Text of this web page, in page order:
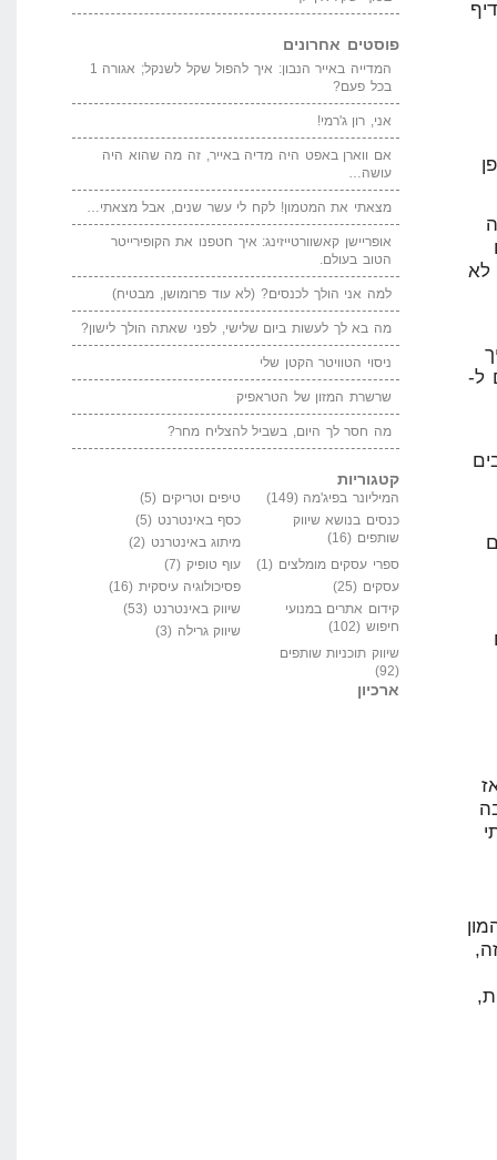
לא
ל-
המון
פוסטים אחרונים
המדייה באייר הנבון: איך להפול שקל לשנקל; אגורה 1
בכל פעם?
אני, רון ג'רמי!
אם ווארן באפט היה מדיה באייר, זה מה שהוא היה
עושה…
מצאתי את המטמון! לקח לי עשר שנים, אבל מצאתי…
אופריישן קאשוורטייזינג: איך חטפנו את הקופירייטר
הטוב בעולם.
למה אני הולך לכנסים? (לא עוד פרומושן, מבטיח)
מה בא לך לעשות ביום שלישי, לפני שאתה הולך לישון?
ניסוי הטוויטר הקטן שלי
שרשרת המזון של הטראפיק
מה חסר לך היום, בשביל להצליח מחר?
קטגוריות
המיליונר בפיג'מה (149) טיפים וטריקים (5)
כנסים בנושא שיווק
שותפים (16)
כסף באינטרנט (5)
מיתוג באינטרנט (2)
ספרי עסקים מומלצים (1) עוף טופיק (7)
עסקים (25) פסיכולוגיה עיסקית (16)
קידום אתרים במנועי
חיפוש (102)
שיווק באינטרנט (53)
שיווק גרילה (3)
שיווק תוכניות שותפים
(92)
ארכיון